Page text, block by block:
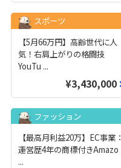
スポーツ
【5月66万円】高齢世代に人
気！右肩上がりの格闘技
YouTu ...
¥3,430,000
ファッション
【最高月利益20万】EC事業：
運営歴4年の商標付きAmazo
...